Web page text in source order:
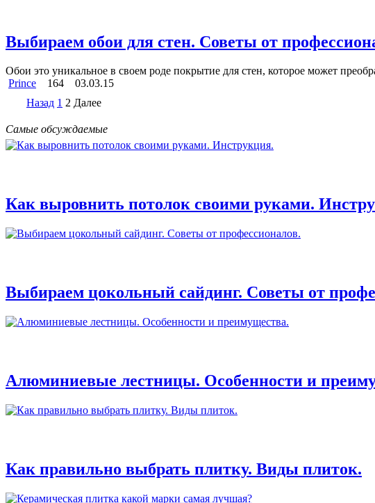
Выбираем обои для стен. Советы от
Обои это уникальное в своем роде покрытие для стен, которое может
Prince
164
03.03.15
Назад 1 2 Далее
Самые обсуждаемые
Как выровнить потолок своими руками.
Выбираем цокольный сайдинг. Советы от
Алюминиевые лестницы. Особенности и
Как правильно выбрать плитку. Виды плиток.